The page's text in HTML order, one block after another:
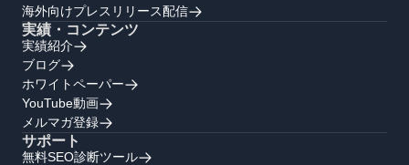
海外向けプレスリリース配信
実績・コンテンツ
実績紹介
ブログ
ホワイトペーパー
YouTube動画
メルマガ登録
サポート
無料SEO診断ツール